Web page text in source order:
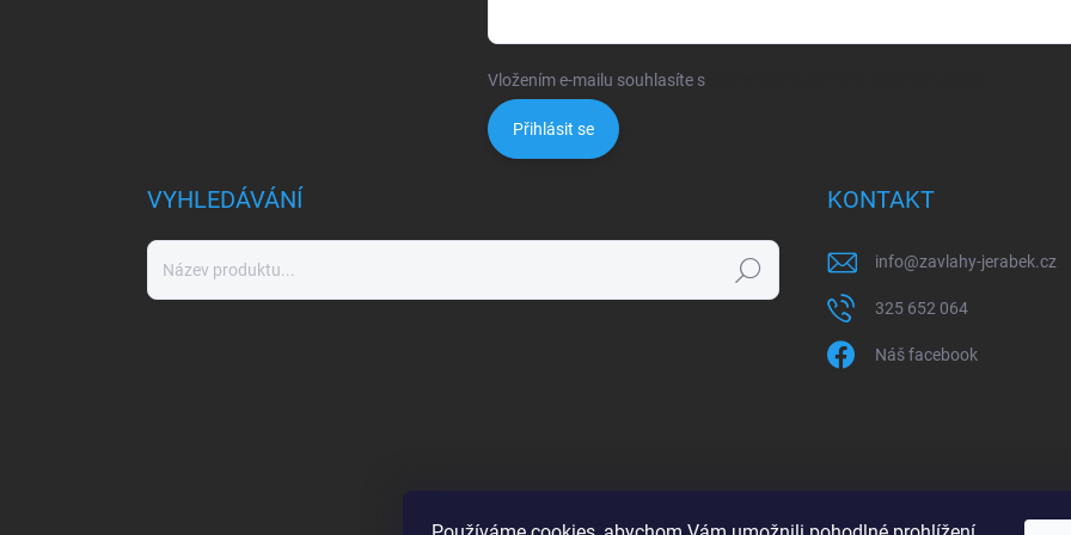
Vložením e-mailu souhlasíte s
Přihlásit se
VYHLEDÁVÁNÍ
Hledat
KONTAKT
info@zavlahy-jerabek.cz
325 652 064
Náš facebook